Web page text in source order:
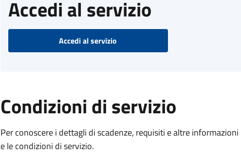
Accedi al servizio
Accedi al servizio
Condizioni di servizio
Per conoscere i dettagli di scadenze, requisiti e altre
e le condizioni di servizio.